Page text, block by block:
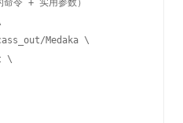
令 + 实用参数）
Medaka \
\